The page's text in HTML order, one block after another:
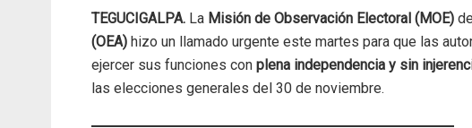
TEGUCIGALPA. La Misión de Observación Electoral (MOE)
(OEA) hizo un llamado urgente este martes para que las
ejercer sus funciones con plena independencia y sin
las elecciones generales del 30 de noviembre.